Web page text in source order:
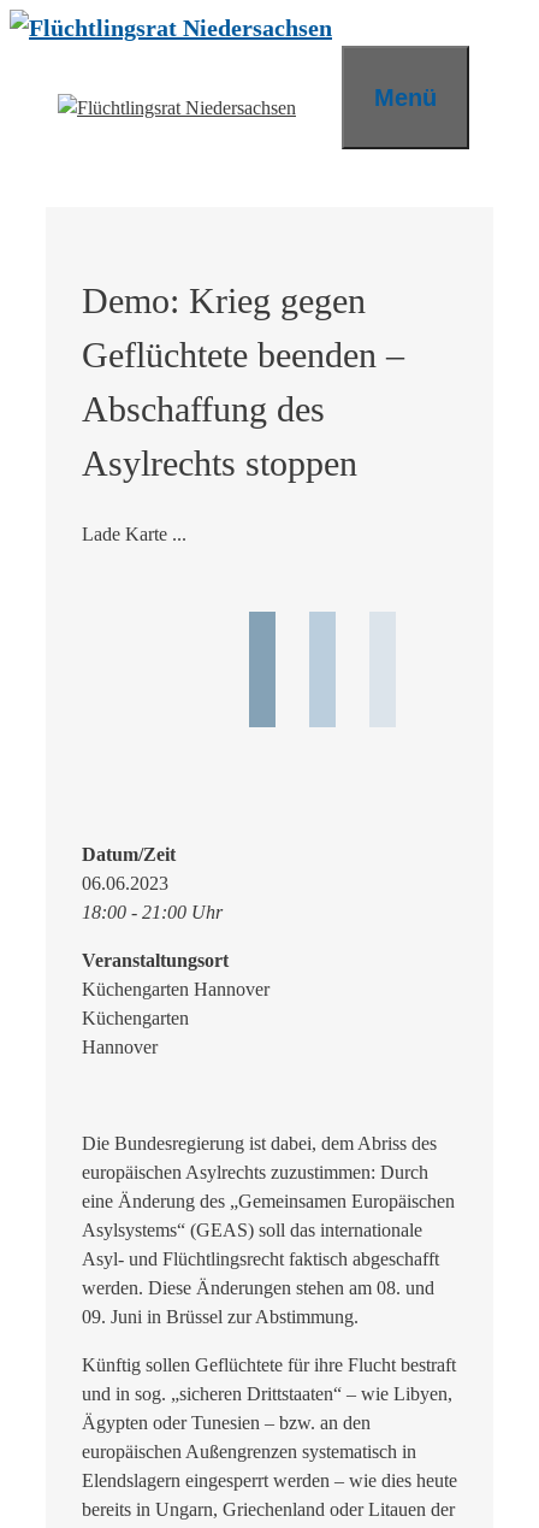
Zum
Menü
Demo: Krieg gegen
Geflüchtete beenden –
Abschaffung des
Asylrechts stoppen
Lade Karte ...
Datum/Zeit
06.06.2023
18:00 - 21:00 Uhr
Veranstaltungsort
Küchengarten Hannover
Küchengarten
Hannover
Die Bundesregierung ist dabei, dem Abriss des
europäischen Asylrechts zuzustimmen: Durch
eine Änderung des „Gemeinsamen Europäischen
Asylsystems“ (GEAS) soll das internationale
Asyl- und Flüchtlingsrecht faktisch abgeschafft
werden. Diese Änderungen stehen am 08. und
09. Juni in Brüssel zur Abstimmung.
Künftig sollen Geflüchtete für ihre Flucht bestraft
und in sog. „sicheren Drittstaaten“ – wie Libyen,
Ägypten oder Tunesien – bzw. an den
europäischen Außengrenzen systematisch in
Elendslagern eingesperrt werden – wie dies heute
bereits in Ungarn, Griechenland oder Litauen der